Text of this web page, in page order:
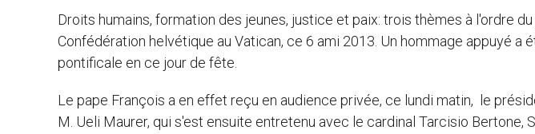
Droits humains, formation des jeunes, justice et paix: trois thèmes à l'ordre
Confédération helvétique au Vatican, ce 6 ami 2013. Un hommage appuyé a
pontificale en ce jour de fête.
Le pape François a en effet reçu en audience privée, ce lundi matin, le
M. Ueli Maurer, qui s'est ensuite entretenu avec le cardinal Tarcisio Bertone,